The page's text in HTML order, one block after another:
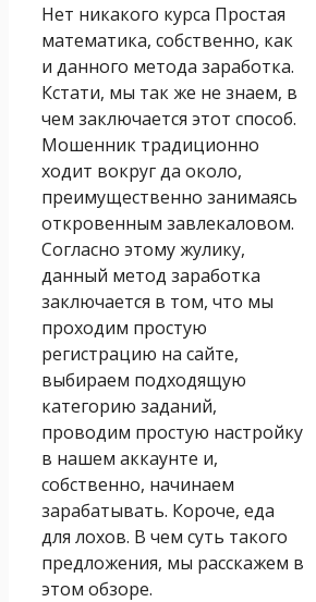
Нет никакого курса Простая
математика, собственно, как
и данного метода заработка.
Кстати, мы так же не знаем, в
чем заключается этот способ.
Мошенник традиционно
ходит вокруг да около,
преимущественно занимаясь
откровенным завлекаловом.
Согласно этому жулику,
данный метод заработка
заключается в том, что мы
проходим простую
регистрацию на сайте,
выбираем подходящую
категорию заданий,
проводим простую настройку
в нашем аккаунте и,
собственно, начинаем
зарабатывать. Короче, еда
для лохов. В чем суть такого
предложения, мы расскажем в
этом обзоре.